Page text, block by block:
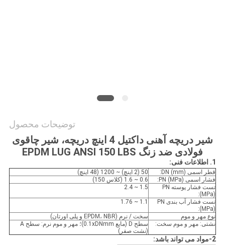
توضیحات محصول
شیر دریچه آهنی داکتیل 4 اینچ دریچه، شیر چاقوی
فولادی ضد زنگ EPDM LUG ANSI 150 LBS
1. اطلاعات فنی:
قطر اسمی DN (mm):
50 (2 اینچ) ~ 1200 (48 اینچ)
فشار اسمی PN (MPa):
0.6 ~ 1.6 (کلاس 150)
تست فشار پوسته PN
(MPa):
1.5 ~ 2.4
تست فشار آب بندی PN
(MPa):
1.1 ~ 1.76
نوع مهر و موم
سخت / نرم (EPDM، NBR و پلی اورتان)
نشتی: مهر و موم سخت:
سطح D (مایع 0.1xDNmm)؛ مهر و موم نرم: سطح A
(نشت صفر)
2-مواد می تواند باشد: